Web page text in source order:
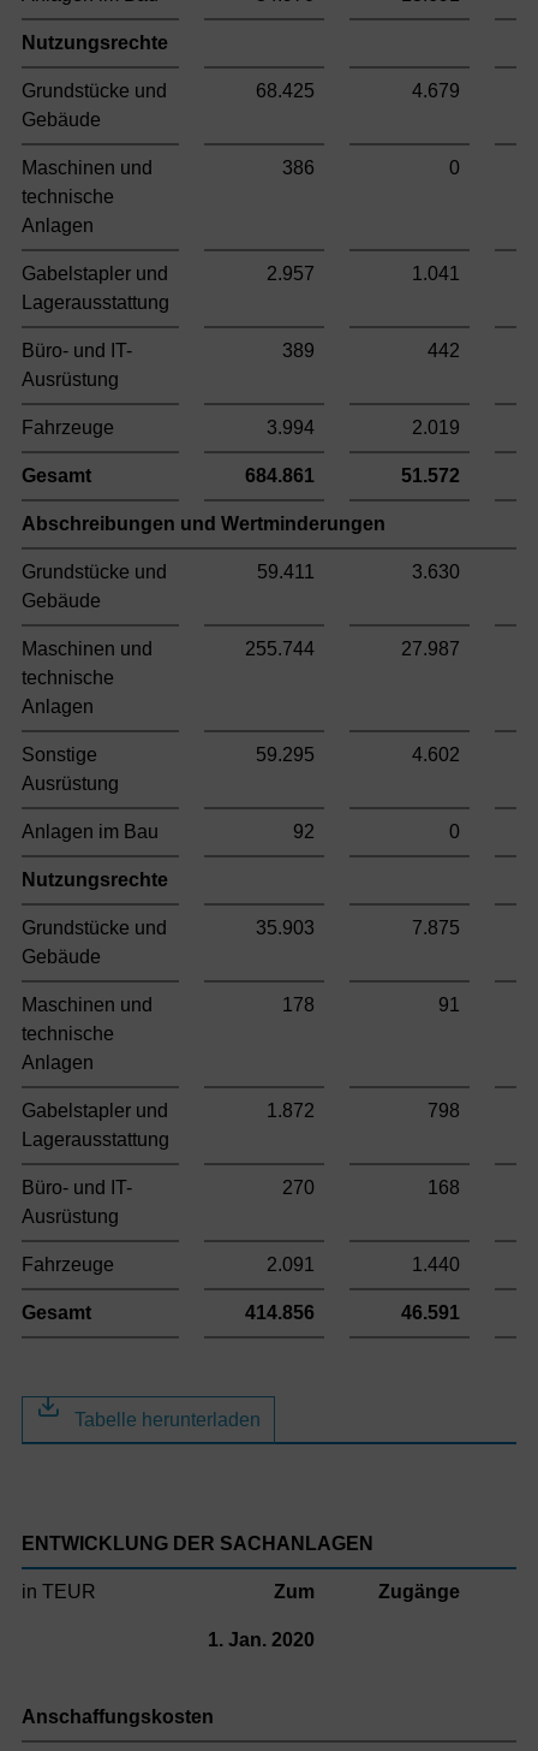
Nutzungsrechte
Grundstücke und
Gebäude
68.425 4.679
Maschinen und
technische
Anlagen
386 0
Gabelstapler und
Lagerausstattung
2.957 1.041
Büro- und IT-
Ausrüstung
389 442
Fahrzeuge 3.994 2.019
Gesamt 684.861 51.572
Abschreibungen und Wertminderungen
Grundstücke und
Gebäude
59.411 3.630
Maschinen und
technische
Anlagen
255.744 27.987
Sonstige
Ausrüstung
59.295 4.602
Anlagen im Bau 92 0
Nutzungsrechte
Grundstücke und
Gebäude
35.903 7.875
Maschinen und
technische
Anlagen
178 91
Gabelstapler und
Lagerausstattung
1.872 798
Büro- und IT-
Ausrüstung
270 168
Fahrzeuge 2.091 1.440
Gesamt 414.856 46.591
Tabelle herunterladen
ENTWICKLUNG DER SACHANLAGEN
in TEUR Zum
1. Jan. 2020
Zugänge
Anschaffungskosten